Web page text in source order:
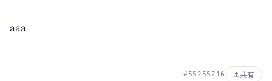
aaa
#55255216 共有